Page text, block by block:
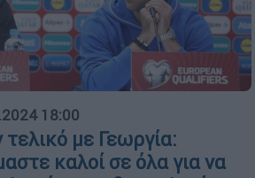
18:00
τελικό με Γεωργία:
καλοί σε όλα για να